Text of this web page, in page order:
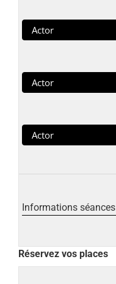
Actor
Actor
Actor
Informations séances
Réservez vos places